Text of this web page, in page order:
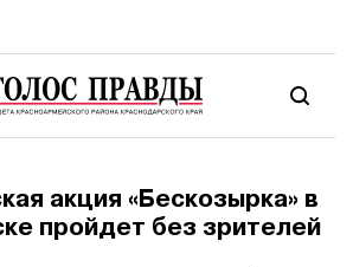
акция «Бескозырка» в
пройдет без зрителей